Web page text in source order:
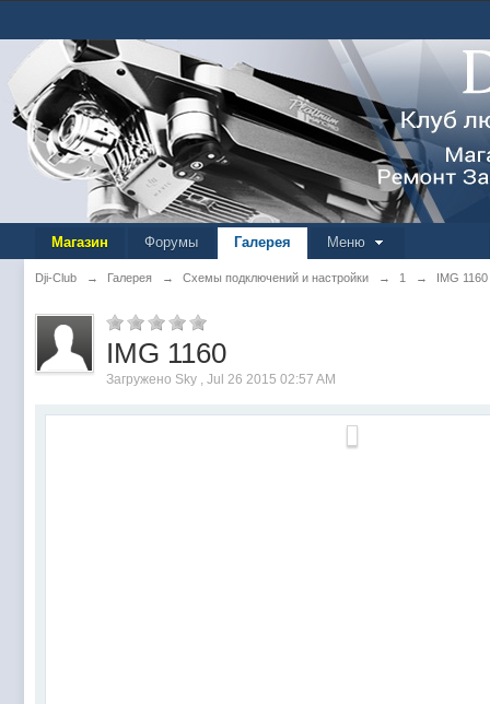
Магазин Форумы Галерея Меню
Dji-Club → Галерея → Схемы подключений и настройки → 1 → IMG 1160
IMG 1160
Загружено Sky , Jul 26 2015 02:57 AM